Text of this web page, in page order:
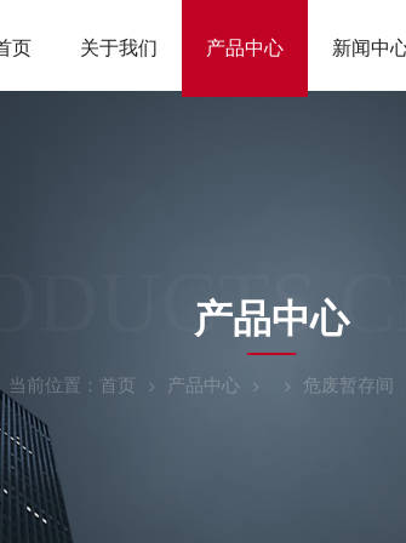
页 关于我们 产品中心 新闻中
产品中心
当前位置： 首页 产品中心 危废暂存间